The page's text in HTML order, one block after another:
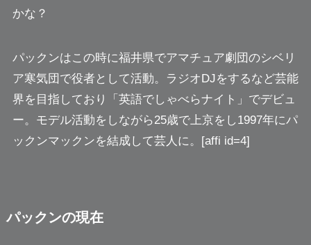
かな？
パックンはこの時に福井県でアマチュア劇団のシベリ
ア寒気団で役者として活動。ラジオDJをするなど芸能
界を目指しており「英語でしゃべらナイト」でデビュ
ー。モデル活動をしながら25歳で上京をし1997年にパ
ックンマックンを結成して芸人に。[affi id=4]
パックンの現在